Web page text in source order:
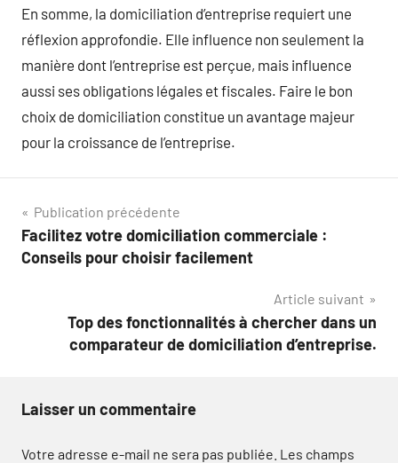
En somme, la domiciliation d’entreprise requiert une
réflexion approfondie. Elle influence non seulement la
manière dont l’entreprise est perçue, mais influence
aussi ses obligations légales et fiscales. Faire le bon
choix de domiciliation constitue un avantage majeur
pour la croissance de l’entreprise.
Navigation
de
Publication précédente
Facilitez votre domiciliation commerciale :
Conseils pour choisir facilement
Article suivant
Top des fonctionnalités à chercher dans un
comparateur de domiciliation d’entreprise.
Laisser un commentaire
Votre adresse e-mail ne sera pas publiée. Les champs